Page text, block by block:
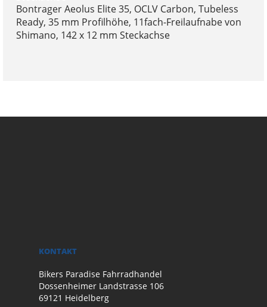
Bontrager Aeolus Elite 35, OCLV Carbon, Tubeless
Ready, 35 mm Profilhöhe, 11fach-Freilaufnabe von
Shimano, 142 x 12 mm Steckachse
KONTAKT
Bikers Paradise Fahrradhandel
Dossenheimer Landstrasse 106
69121 Heidelberg